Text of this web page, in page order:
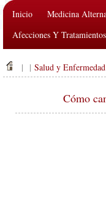
Inicio Medicina
Afecciones Y Tratamientos
Salud Pública Y Seguridad
| | Salud y Enfermedad
Cómo